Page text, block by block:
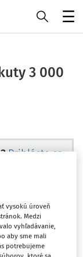
3 000
Prihláste sa
pre
vysokú úroveň
Medzi
vyhľadávanie,
aby sme mali
potrebujeme